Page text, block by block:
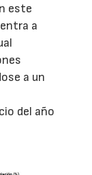
este
a
a un
del año